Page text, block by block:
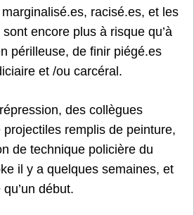
racisé.es, et les
encore plus à risque qu’à
périlleuse, de finir piégé.es
et /ou carcéral.
des collègues
projectiles remplis de peinture,
de technique policière du
il y a quelques semaines, et
début.